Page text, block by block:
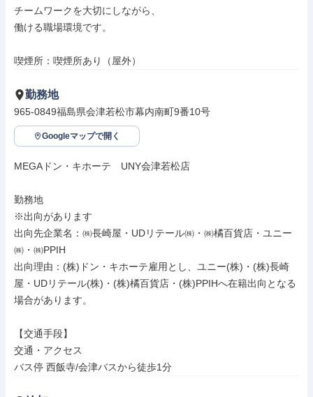
チームワークを大切にしながら、
働ける職場環境です。
喫煙所：喫煙所あり（屋外）
勤務地
965-0849福島県会津若松市幕内南町9番10号
Googleマップで開く
MEGAドン・キホーテ　UNY会津若松店
勤務地
※出向があります
出向先企業名：㈱長崎屋・UDリテール㈱・㈱橘百貨店・ユニー
㈱・㈱PPIH
出向理由：(株)ドン・キホーテ雇用とし、ユニー(株)・(株)長崎
屋・UDリテール(株)・(株)橘百貨店・(株)PPIHへ在籍出向となる
場合があります。
【交通手段】
交通・アクセス
バス停 西飯寺/会津バスから徒歩1分